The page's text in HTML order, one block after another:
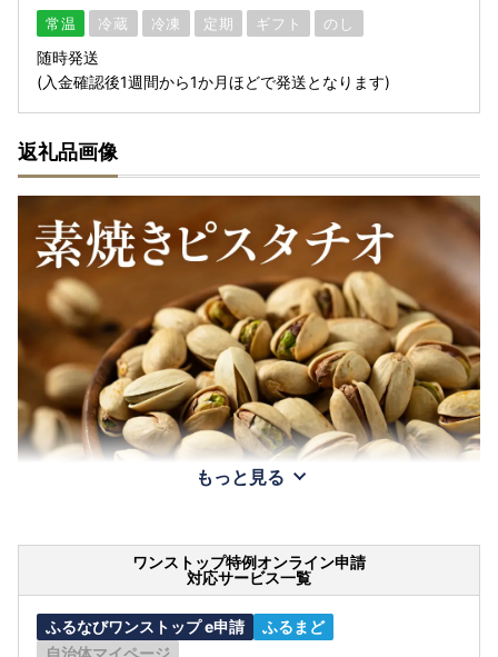
常温 冷蔵 冷凍 定期 ギフト のし
随時発送
(入金確認後1週間から1か月ほどで発送となります)
返礼品画像
もっと見る
ワンストップ特例オンライン申請
対応サービス一覧
ふるなびワンストップ e申請
ふるまど